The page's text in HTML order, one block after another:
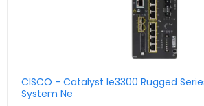
CISCO - Catalyst Ie3300 Rugged
System Ne